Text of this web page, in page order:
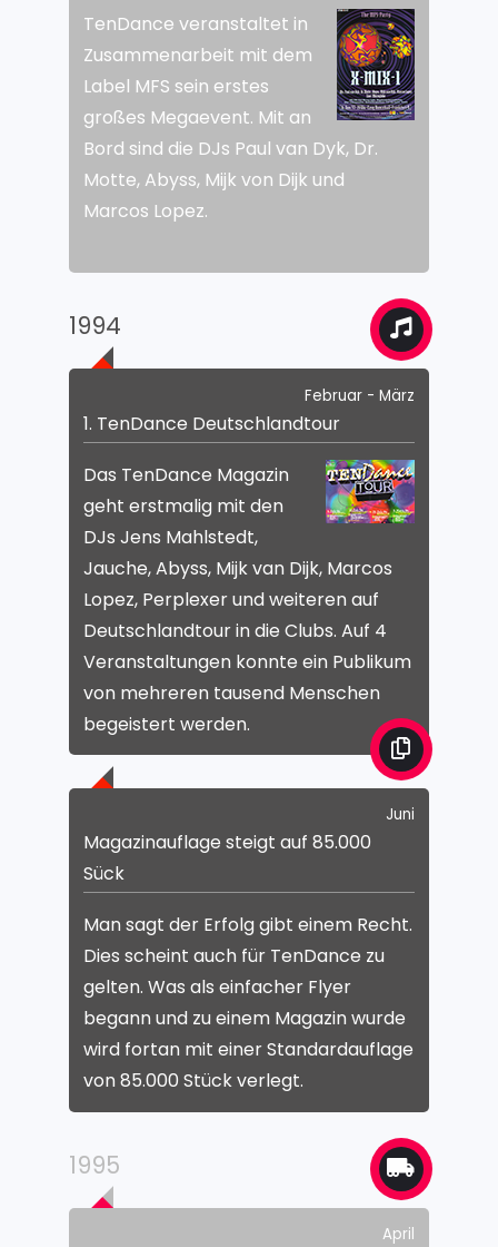
TenDance veranstaltet in
Zusammenarbeit mit dem
Label MFS sein erstes
großes Megaevent. Mit an
Bord sind die DJs Paul van Dyk, Dr.
Motte, Abyss, Mijk von Dijk und
Marcos Lopez.
1994
Februar - März
1. TenDance Deutschlandtour
Das TenDance Magazin
geht erstmalig mit den
DJs Jens Mahlstedt,
Jauche, Abyss, Mijk van Dijk, Marcos
Lopez, Perplexer und weiteren auf
Deutschlandtour in die Clubs. Auf 4
Veranstaltungen konnte ein Publikum
von mehreren tausend Menschen
begeistert werden.
Juni
Magazinauflage steigt auf 85.000
Sück
Man sagt der Erfolg gibt einem Recht.
Dies scheint auch für TenDance zu
gelten. Was als einfacher Flyer
begann und zu einem Magazin wurde
wird fortan mit einer Standardauflage
von 85.000 Stück verlegt.
1995
April